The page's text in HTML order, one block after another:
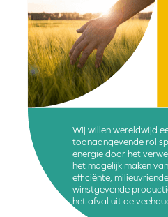
Wij willen wereldwijd
toonaangevende rol
energie door het
het mogelijk maken
efficiënte,
winstgevende
het afval uit de